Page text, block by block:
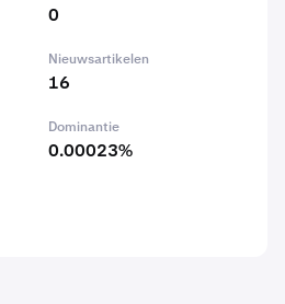
0
Nieuwsartikelen
16
Dominantie
0.00023%